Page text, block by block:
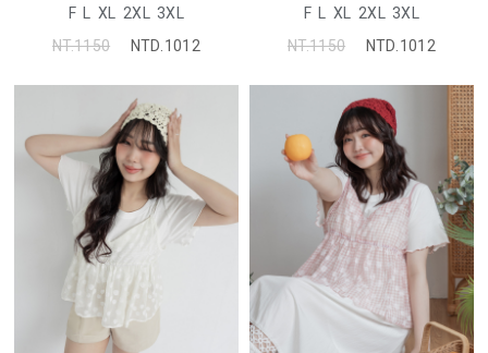
F L XL 2XL 3XL
NT.1150
NTD.1012
F L XL 2XL 3XL
NT.1150
NTD.1012